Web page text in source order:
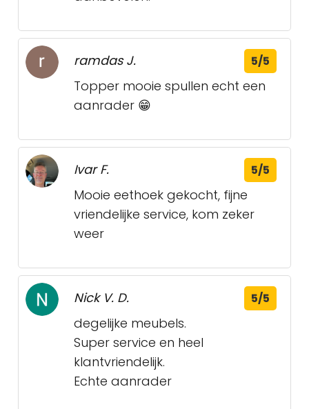
ramdas J. 5/5
Topper mooie spullen echt een
aanrader 😁
Ivar F. 5/5
Mooie eethoek gekocht, fijne
vriendelijke service, kom zeker
weer
Nick V. D. 5/5
degelijke meubels.
Super service en heel
klantvriendelijk.
Echte aanrader